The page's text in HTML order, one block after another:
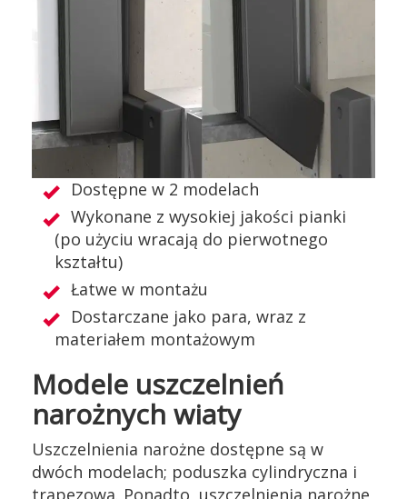
Dostępne w 2 modelach
Wykonane z wysokiej jakości pianki
(po użyciu wracają do pierwotnego
kształtu)
Łatwe w montażu
Dostarczane jako para, wraz z
materiałem montażowym
Modele uszczelnień
narożnych wiaty
Uszczelnienia narożne dostępne są w
dwóch modelach; poduszka cylindryczna i
trapezowa. Ponadto, uszczelnienia narożne